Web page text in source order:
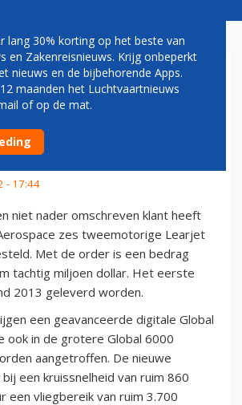
VERKOOPT
75-
- 17:44
niet nader omschreven klant heeft
zes tweemotorige Learjet
Met de order is een bedrag
tachtig miljoen dollar. Het eerste
2013 geleverd worden.
een geavanceerde digitale Global
ook in de grotere Global 6000
aangetroffen. De nieuwe
een kruissnelheid van ruim 860
een vliegbereik van ruim 3.700
lang 30% korting op het beste van
en Zakenreisnieuws. Krijg onbeperkt
nieuws en de bijbehorende Apps.
maanden het Luchtvaartnieuws
of op de mat.